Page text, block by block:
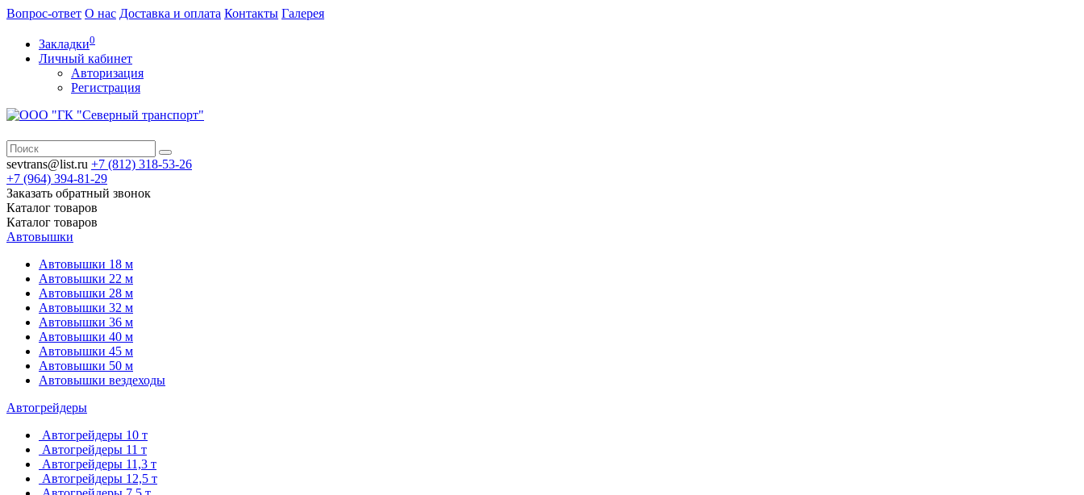
Вопрос-ответ О нас Доставка и оплата Контакты Галерея
Закладки0
Личный кабинет
Авторизация
Регистрация
sevtrans@list.ru +7 (812) 318-53-26
+7 (964) 394-81-29
Заказать обратный звонок
Каталог товаров
Каталог товаров
Автовышки
Автовышки 18 м
Автовышки 22 м
Автовышки 28 м
Автовышки 32 м
Автовышки 36 м
Автовышки 40 м
Автовышки 45 м
Автовышки 50 м
Автовышки вездеходы
Автогрейдеры
Автогрейдеры 10 т
Автогрейдеры 11 т
Автогрейдеры 11,3 т
Автогрейдеры 12,5 т